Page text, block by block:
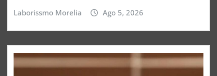
Laborissmo Morelia Ago 5, 2026